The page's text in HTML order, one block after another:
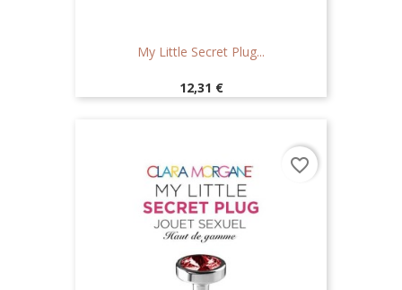
My Little Secret Plug...
Prix
12,31 €
favorite_border